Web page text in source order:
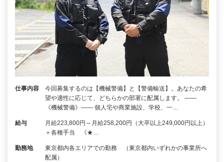
仕事内容
今回募集するのは【機械警備】と【警備輸送】。あなたの希
望や適性に応じて、どちらかの部署に配属します。 ――
《機械警備》―― 個人宅や商業施設、学校、一…
給与
月給223,800円～月給258,200円（大卒以上249,000円以上）
＋各種手当 《★…
勤務地
東京都内各エリアでの勤務 （東京都内いずれかの事業所へ
配属）